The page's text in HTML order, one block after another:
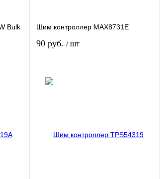
Bulk Шим контроллер MAX8731E
90 руб. / шт
наличии